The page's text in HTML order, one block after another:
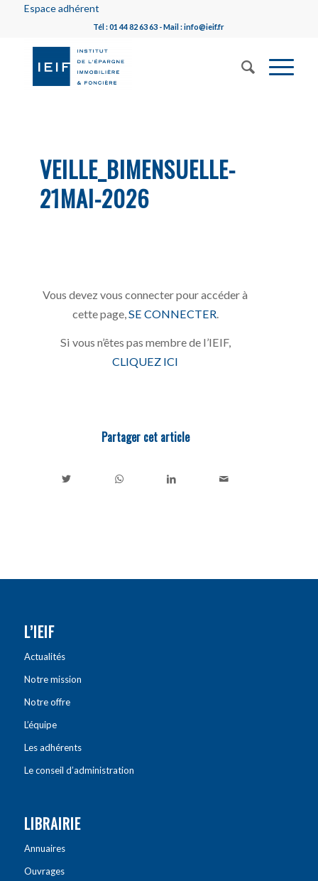
Espace adhérent
Tél : 01 44 82 63 63 - Mail : info@ieif.fr
VEILLE_BIMENSUELLE-
21MAI-2026
Vous devez vous connecter pour accéder à
cette page, SE CONNECTER
Si vous n’êtes pas membre de l’IEIF,
CLIQUEZ ICI
Partager cet article
L’IEIF
Actualités
Notre mission
Notre offre
L’équipe
Les adhérents
Le conseil d’administration
LIBRAIRIE
Annuaires
Ouvrages